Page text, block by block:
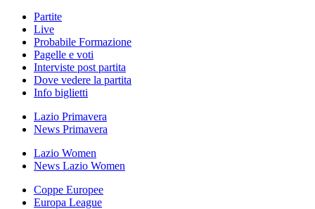
Partite
Live
Probabile Formazione
Pagelle e voti
Interviste post partita
Dove vedere la partita
Info biglietti
Lazio Primavera
News Primavera
Lazio Women
News Lazio Women
Coppe Europee
Europa League